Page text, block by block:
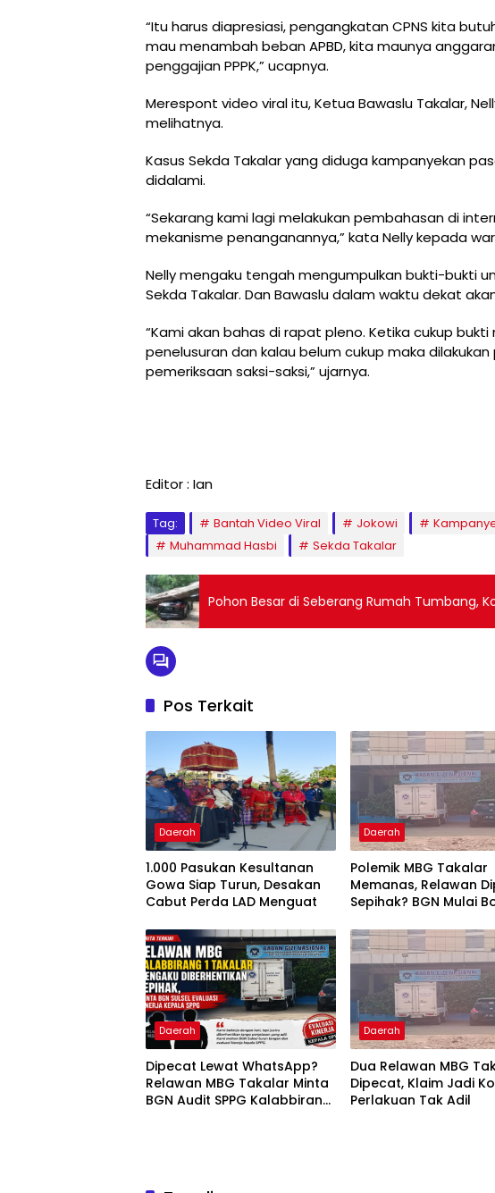
“Itu harus diapresiasi, pengangkatan CPNS kita
mau menambah beban APBD, kita maunya
penggajian PPPK,” ucapnya.
Merespont video viral itu, Ketua Bawaslu Takalar,
melihatnya.
Kasus Sekda Takalar yang diduga kampanyekan
didalami.
“Sekarang kami lagi melakukan pembahasan di
mekanisme penanganannya,” kata Nelly kepada
Nelly mengaku tengah mengumpulkan bukti-bukti
Sekda Takalar. Dan Bawaslu dalam waktu dekat
“Kami akan bahas di rapat pleno. Ketika cukup
penelusuran dan kalau belum cukup maka
pemeriksaan saksi-saksi,” ujarnya.
Editor : Ian
Tag: Bantah Video Viral Jokowi
Muhammad Hasbi
Sekda Takalar
Pohon Besar di Seberang Rumah Tumbang,
Pos Terkait
Daerah
1.000 Pasukan Kesultanan
Gowa Siap Turun, Desakan
Cabut Perda LAD Menguat
Daerah
Polemik MBG Takalar
Memanas, Relawan
Sepihak? BGN Mulai
Daerah
Dipecat Lewat WhatsApp?
Relawan MBG Takalar Minta
BGN Audit SPPG Kalabbirang
Daerah
Dua Relawan MBG
Dipecat, Klaim Jadi
Perlakuan Tak Adil